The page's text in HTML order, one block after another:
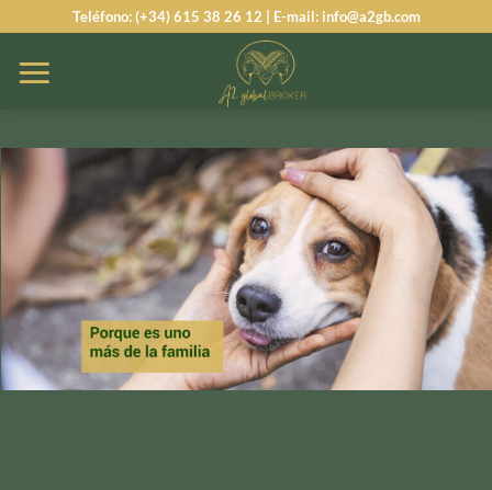
contenido
Teléfono: (+34) 615 38 26 12 | E-mail: info@a2gb.com